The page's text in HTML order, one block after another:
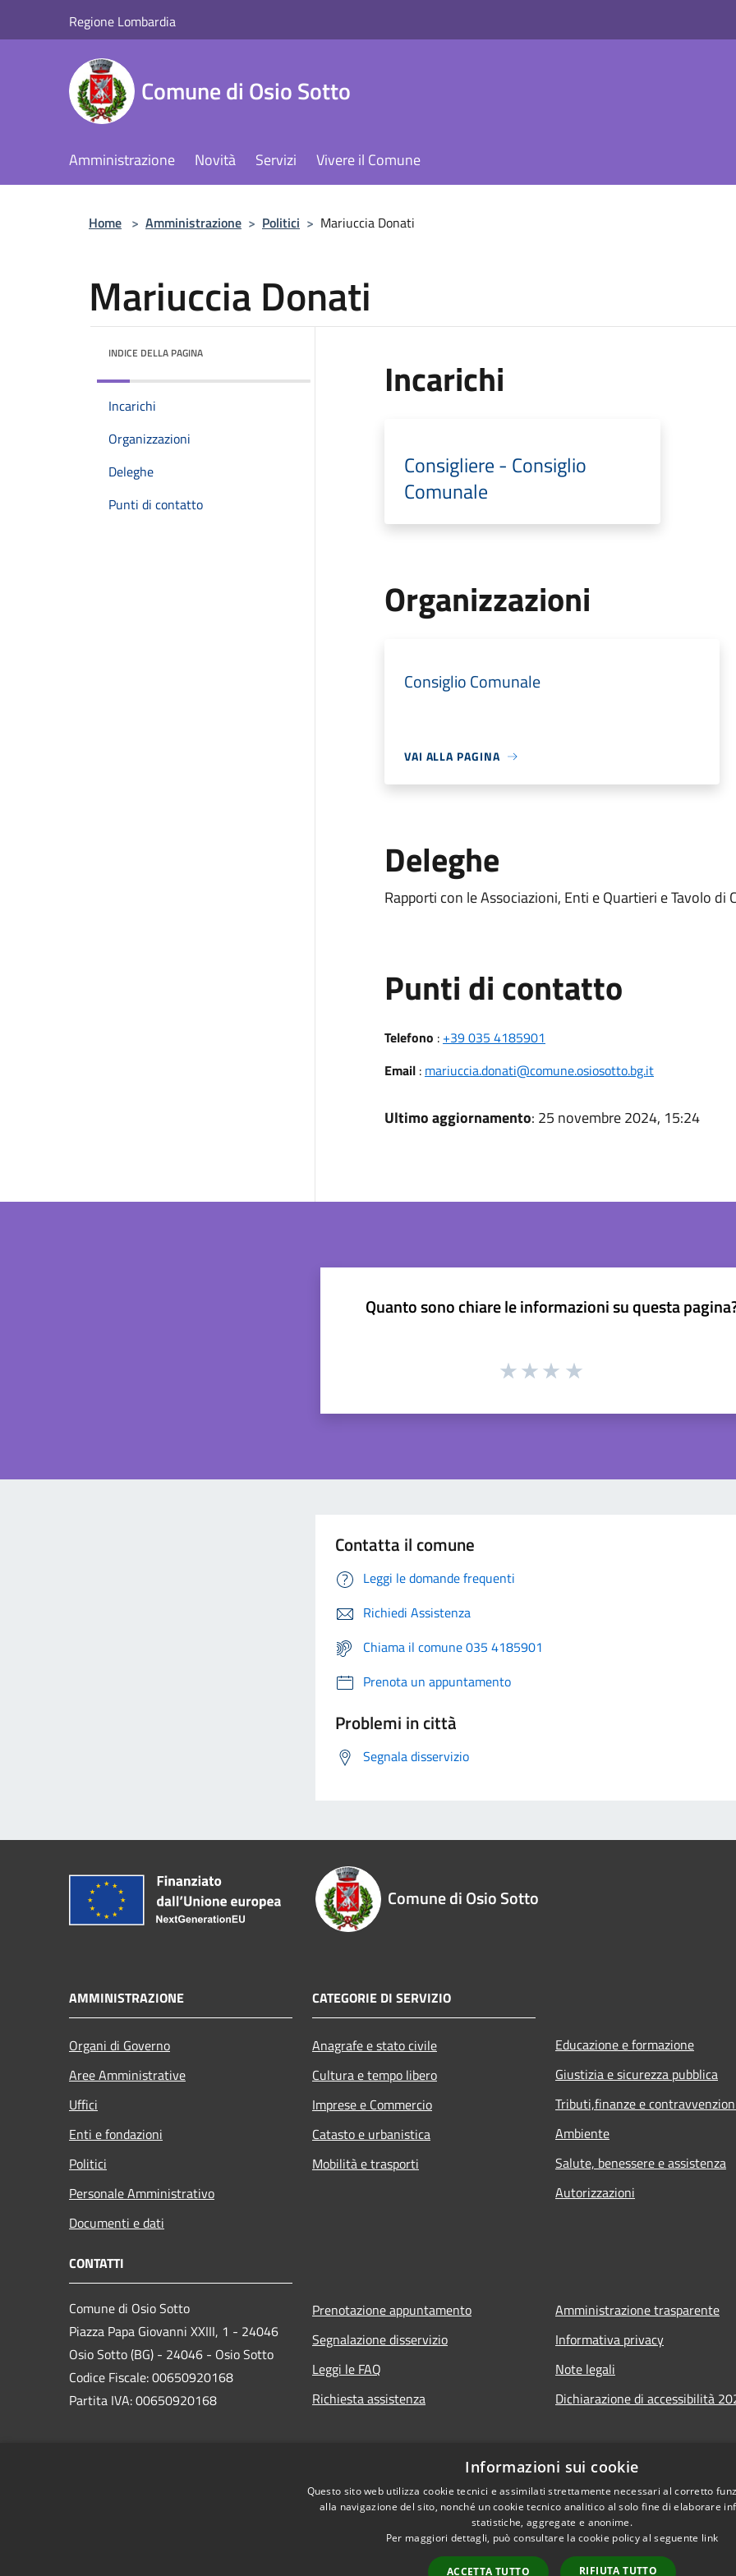
Regione Lombardia
Comune di Osio Sotto
Amministrazione Novità Servizi Vivere il Comune
Home > Amministrazione > Politici > Mariuccia Donati
Mariuccia Donati
INDICE DELLA PAGINA
Incarichi
Organizzazioni
Deleghe
Punti di contatto
Incarichi
Consigliere - Consiglio
Comunale
Organizzazioni
Consiglio Comunale
VAI ALLA PAGINA
Deleghe
Rapporti con le Associazioni, Enti e Quartieri e Tavolo di
Punti di contatto
Telefono : +39 035 4185901
Email: mariuccia.donati@comune.osiosotto.bg.it
Ultimo aggiornamento: 25 novembre 2024, 15:24
Quanto sono chiare le informazioni su questa
Contatta il comune
Leggi le domande frequenti
Richiedi Assistenza
Chiama il comune 035 4185901
Prenota un appuntamento
Problemi in città
Segnala disservizio
Comune di Osio Sotto
AMMINISTRAZIONE
Organi di Governo
Aree Amministrative
Uffici
Enti e fondazioni
Politici
Personale Amministrativo
Documenti e dati
CATEGORIE DI SERVIZIO
Anagrafe e stato civile
Cultura e tempo libero
Imprese e Commercio
Catasto e urbanistica
Mobilità e trasporti
Educazione e formazione
Giustizia e sicurezza pubblica
Tributi,finanze e
Ambiente
Salute, benessere e assistenza
Autorizzazioni
CONTATTI
Comune di Osio Sotto
Piazza Papa Giovanni XXIII, 1 - 24046
Osio Sotto (BG) - 24046 - Osio Sotto
Codice Fiscale: 00650920168
Partita IVA: 00650920168
Prenotazione appuntamento
Segnalazione disservizio
Leggi le FAQ
Richiesta assistenza
Amministrazione trasparente
Informativa privacy
Note legali
Dichiarazione di accessibilità
Informazioni sui cookie
Questo sito web utilizza cookie tecnici e assimilati strettamente necessari al corretto
alla navigazione del sito, nonché un cookie tecnico analitico al solo fine di elaborare
statistiche, aggregate e anonime.
Per maggiori dettagli, può consultare la cookie policy al seguente link
ACCETTA TUTTO RIFIUTA TUTTO